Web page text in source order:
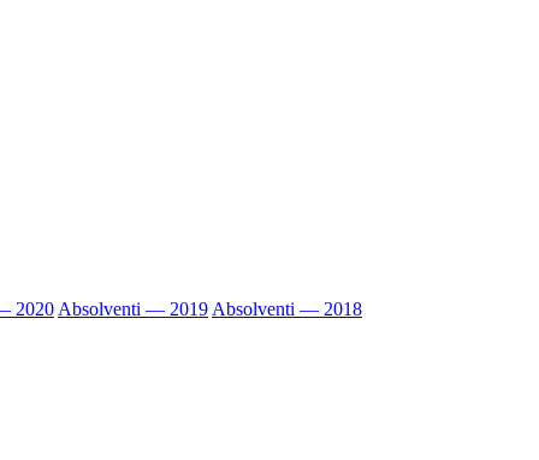
2020 Absolventi — 2019 Absolventi — 2018